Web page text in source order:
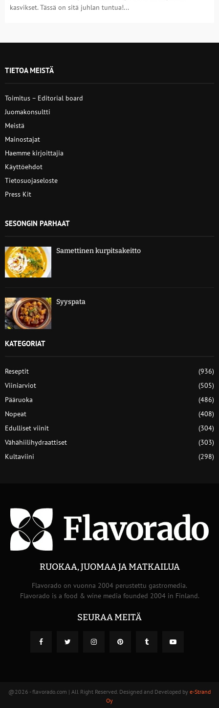
kasvikset. Tässä on sitä juhlan tuntua!...
TIETOA MEISTÄ
Toimitus – Editorial board
Juomakonsultti
Meistä
Mainostajat
Haemme kirjoittajia
Käyttöehdot
Tietosuojaseloste
Press Kit
SESONGIN PARHAAT
Samettinen kurpitsakeitto
Syyspata
KATEGORIAT
Reseptit
(936)
Viiniarviot
(505)
Pääruoka
(486)
Nopeat
(408)
Edulliset viinit
(304)
Vähähiilihydraattiset
(303)
Kultaviini
(298)
RUOKAA, JUOMAA JA MATKAILUA
Flavorado on vuonna 2004 perustettu gastromedia.
Flavorado is a food & wine media founded 2004 in Finland.
SEURAA MEITÄ
@2026 - flavorado.com | All Right Reserved. Designed and Developed by e-Strand
Oy